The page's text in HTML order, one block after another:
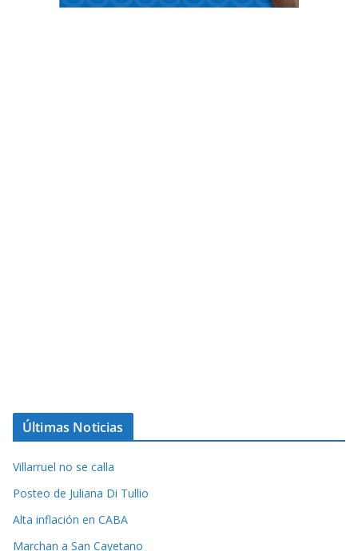
Últimas Noticias
Villarruel no se calla
Posteo de Juliana Di Tullio
Alta inflación en CABA
Marchan a San Cayetano